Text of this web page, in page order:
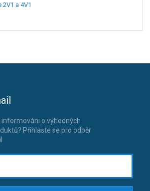
a 4V1
o výhodných
Přihlaste se pro odběr